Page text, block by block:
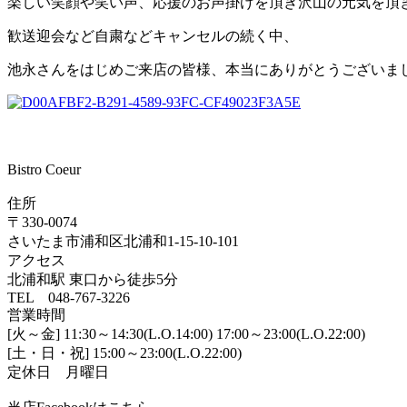
歓送迎会など自粛などキャンセルの続く中、
池永さんをはじめご来店の皆様、本当にありがとうございま
Bistro Coeur
住所
〒330-0074
さいたま市浦和区北浦和1-15-10-101
アクセス
北浦和駅 東口から徒歩5分
TEL 048-767-3226
営業時間
[火～金] 11:30～14:30(L.O.14:00) 17:00～23:00(L.O.22:00)
[土・日・祝] 15:00～23:00(L.O.22:00)
定休日 月曜日